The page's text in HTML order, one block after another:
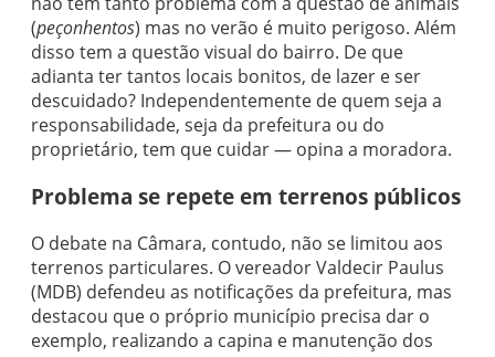
(peçonhentos) mas no verão é muito perigoso. Além
disso tem a questão visual do bairro. De que
adianta ter tantos locais bonitos, de lazer e ser
descuidado? Independentemente de quem seja a
responsabilidade, seja da prefeitura ou do
proprietário, tem que cuidar — opina a moradora.
Problema se repete em terrenos públicos
O debate na Câmara, contudo, não se limitou aos
terrenos particulares. O vereador Valdecir Paulus
(MDB) defendeu as notificações da prefeitura, mas
destacou que o próprio município precisa dar o
exemplo, realizando a capina e manutenção dos